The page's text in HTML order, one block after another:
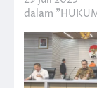
dalam